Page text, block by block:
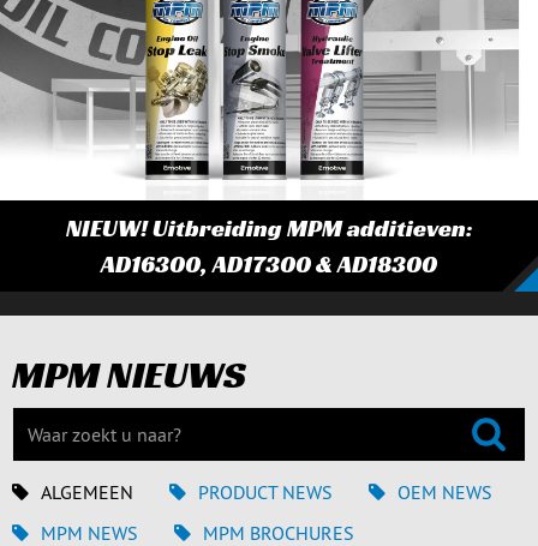
NIEUW! Uitbreiding MPM additieven:
AD16300, AD17300 & AD18300
MPM NIEUWS
ALGEMEEN PRODUCT NEWS
OEM NEWS
MPM NEWS
MPM BROCHURES